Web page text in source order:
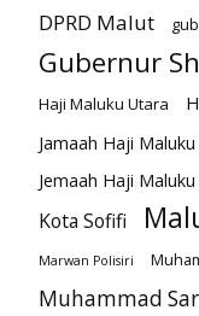
DPRD Malut
Gubernur
Haji Maluku Utara
Jamaah Haji
Jemaah Haji
Kota Sofifi
Marwan Polisiri
Muhammad